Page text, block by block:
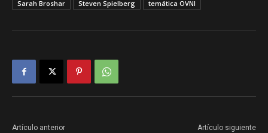
Sarah Broshar
Steven Spielberg temática OVNI
Artículo anterior Artículo siguiente